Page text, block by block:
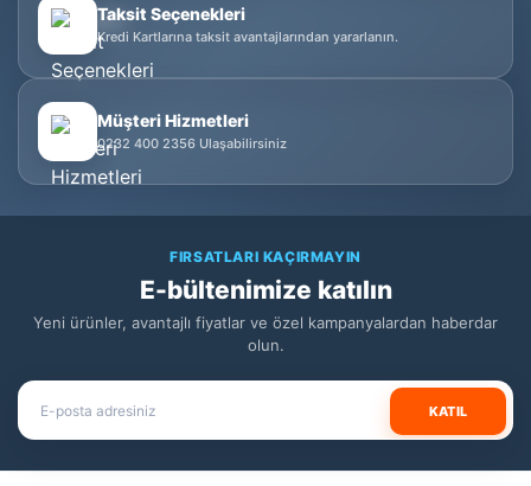
Taksit Seçenekleri
Kredi Kartlarına taksit avantajlarından yararlanın.
Müşteri Hizmetleri
0232 400 2356 Ulaşabilirsiniz
FIRSATLARI KAÇIRMAYIN
E-bültenimize katılın
Yeni ürünler, avantajlı fiyatlar ve özel kampanyalardan haberdar
olun.
KATIL